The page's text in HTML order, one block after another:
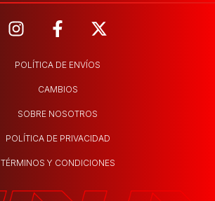
POLÍTICA DE ENVÍOS
CAMBIOS
SOBRE NOSOTROS
POLÍTICA DE PRIVACIDAD
TÉRMINOS Y CONDICIONES